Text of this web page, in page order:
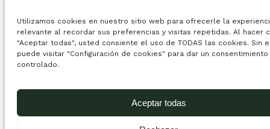
Utilizamos cookies en nuestro sitio web para ofrecerle la
relevante al recordar sus preferencias y visitas repetidas. Al hacer
"Aceptar todas", usted consiente el uso de TODAS las cookies. Sin
puede visitar "Configuración de cookies" para dar un consentimiento
controlado.
Aceptar todas